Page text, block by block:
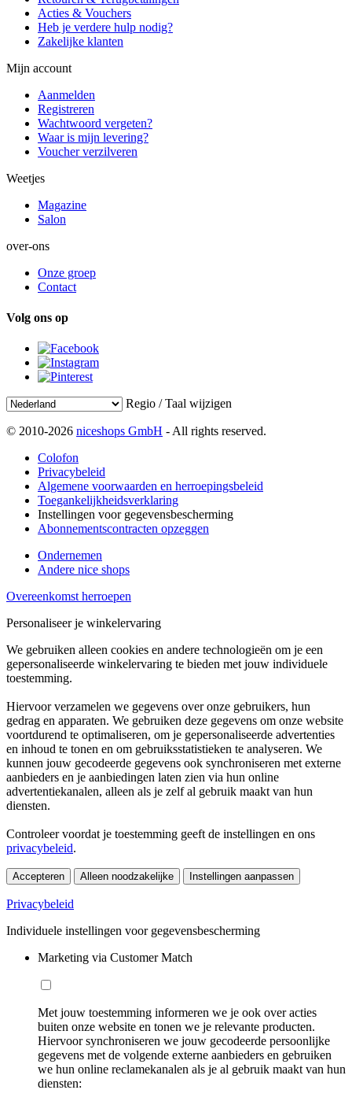
Acties & Vouchers
Heb je verdere hulp nodig?
Zakelijke klanten
Mijn account
Aanmelden
Registreren
Wachtwoord vergeten?
Waar is mijn levering?
Voucher verzilveren
Weetjes
Magazine
Salon
over-ons
Onze groep
Contact
Volg ons op
Regio / Taal wijzigen
© 2010-2026 niceshops GmbH - All rights reserved.
Colofon
Privacybeleid
Algemene voorwaarden en herroepingsbeleid
Toegankelijkheidsverklaring
Instellingen voor gegevensbescherming
Abonnementscontracten opzeggen
Ondernemen
Andere nice shops
Overeenkomst herroepen
Personaliseer je winkelervaring
We gebruiken alleen cookies en andere technologieën om je een
gepersonaliseerde winkelervaring te bieden met jouw individuele
toestemming.
Hiervoor verzamelen we gegevens over onze gebruikers, hun
gedrag en apparaten. We gebruiken deze gegevens om onze website
voortdurend te optimaliseren, om je gepersonaliseerde advertenties
en inhoud te tonen en om gebruiksstatistieken te analyseren. We
kunnen jouw gecodeerde gegevens ook synchroniseren met externe
aanbieders en je aanbiedingen laten zien via hun online
advertentiekanalen, alleen als je zelf al gebruik maakt van hun
diensten.
Controleer voordat je toestemming geeft de instellingen en ons
privacybeleid.
Accepteren Alleen noodzakelijke Instellingen aanpassen
Privacybeleid
Individuele instellingen voor gegevensbescherming
Marketing via Customer Match
Met jouw toestemming informeren we je ook over acties
buiten onze website en tonen we je relevante producten.
Hiervoor synchroniseren we jouw gecodeerde persoonlijke
gegevens met de volgende externe aanbieders en gebruiken
we hun online reclamekanalen als je al gebruik maakt van hun
diensten: